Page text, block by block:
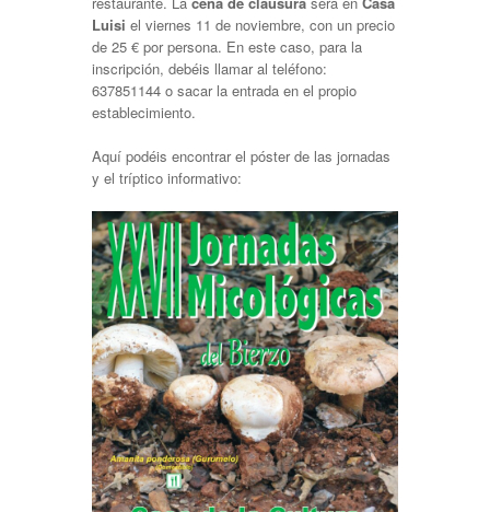
Luisi el viernes 11 de noviembre, con un precio
de 25 € por persona. En este caso, para la
inscripción, debéis llamar al teléfono:
637851144 o sacar la entrada en el propio
establecimiento.
Aquí podéis encontrar el póster de las jornadas
y el tríptico informativo: